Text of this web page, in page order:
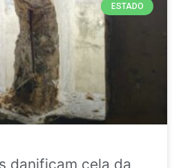
ESTADO
danificam cela da